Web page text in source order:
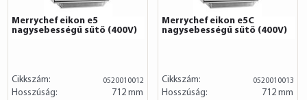
Merrychef eikon e5
nagysebességű sűtő (400V)
Cikkszám: 0520010012
Hosszúság:
712 mm
Merrychef eikon e5C
nagysebességű sűtő (400V)
Cikkszám: 0520010013
Hosszúság:
712 mm